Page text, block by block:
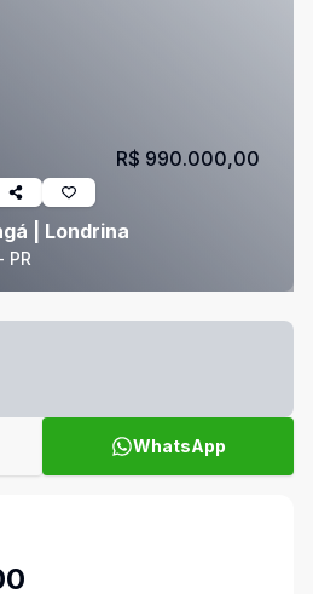
| Londrina
PR
R$ 990.000,00
WhatsApp